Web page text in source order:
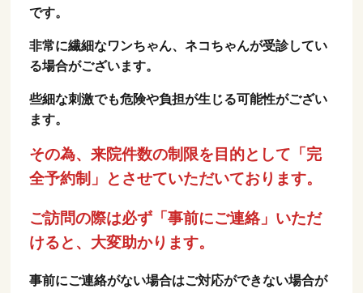
です。
非常に繊細なワンちゃん、ネコちゃんが受診してい
る場合がございます。
些細な刺激でも危険や負担が生じる可能性がござい
ます。
その為、来院件数の制限を目的として「完
全予約制」とさせていただいております。
ご訪問の際は必ず「事前にご連絡」いただ
けると、大変助かります。
事前にご連絡がない場合はご対応ができない場合が